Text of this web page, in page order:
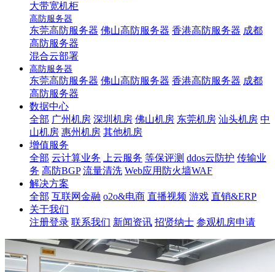
大带宽机柜
高防服务器
东莞高防服务器 佛山高防服务器 香港高防服务器 成都
高防服务器
混合云部署
高防服务器
东莞高防服务器 佛山高防服务器 香港高防服务器 成都
高防服务器
数据中心
全部 广州机房 深圳机房 佛山机房 东莞机房 汕头机房 中
山机房 惠州机房 其他机房
增值服务
全部 云计算业务 上云服务 等保评测 ddos云防护 传输业
务 高防BGP 流量清洗 Web应用防火墙WAF
解决方案
全部 互联网金融 o2o&电商 直播视频 游戏 直销&ERP
关于我们
注册登录 联系我们 新闻资讯 招贤纳士 参观机房申请